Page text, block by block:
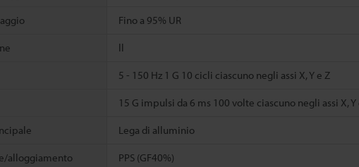
Fino a 95% UR
ll
5 - 150 Hz 1 G 10 cicli ciascuno negli assi X, Y e Z
15 G impulsi da 6 ms 100 volte ciascuno negli assi X, Y
Lega di alluminio
alloggiamento
PPS (GF40%)